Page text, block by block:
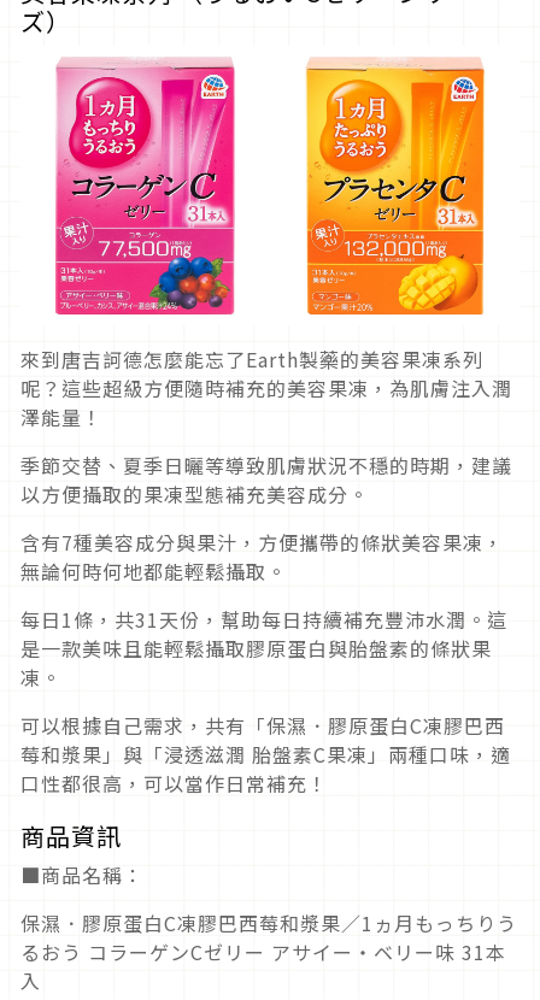
ズ）
來到唐吉訶德怎麼能忘了Earth製藥的美容果凍系列
呢？這些超級方便隨時補充的美容果凍，為肌膚注入潤
澤能量！
季節交替、夏季日曬等導致肌膚狀況不穩的時期，建議
以方便攝取的果凍型態補充美容成分。
含有7種美容成分與果汁，方便攜帶的條狀美容果凍，
無論何時何地都能輕鬆攝取。
每日1條，共31天份，幫助每日持續補充豐沛水潤。這
是一款美味且能輕鬆攝取膠原蛋白與胎盤素的條狀果
凍。
可以根據自己需求，共有「保濕．膠原蛋白C凍膠巴西
莓和漿果」與「浸透滋潤 胎盤素C果凍」兩種口味，適
口性都很高，可以當作日常補充！
商品資訊
■商品名稱：
保濕．膠原蛋白C凍膠巴西莓和漿果／1ヵ月もっちりう
るおう コラーゲンCゼリー アサイー・ベリー味 31本
入